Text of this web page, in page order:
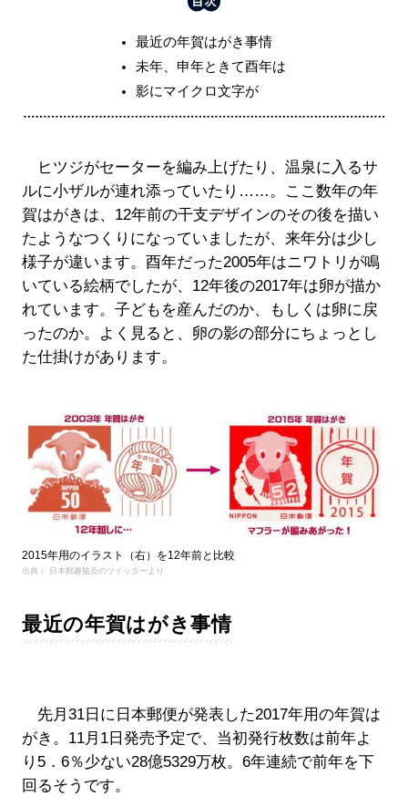
最近の年賀はがき事情
未年、申年ときて酉年は
影にマイクロ文字が
ヒツジがセーターを編み上げたり、温泉に入るサ
ルに小ザルが連れ添っていたり……。ここ数年の年
賀はがきは、12年前の干支デザインのその後を描い
たようなつくりになっていましたが、来年分は少し
様子が違います。酉年だった2005年はニワトリが鳴
いている絵柄でしたが、12年後の2017年は卵が描か
れています。子どもを産んだのか、もしくは卵に戻
ったのか。よく見ると、卵の影の部分にちょっとし
た仕掛けがあります。
2015年用のイラスト（右）を12年前と比較
出典： 日本郵趣協会のツイッターより
最近の年賀はがき事情
先月31日に日本郵便が発表した2017年用の年賀は
がき。11月1日発売予定で、当初発行枚数は前年よ
り5．6％少ない28億5329万枚。6年連続で前年を下
回るそうです。